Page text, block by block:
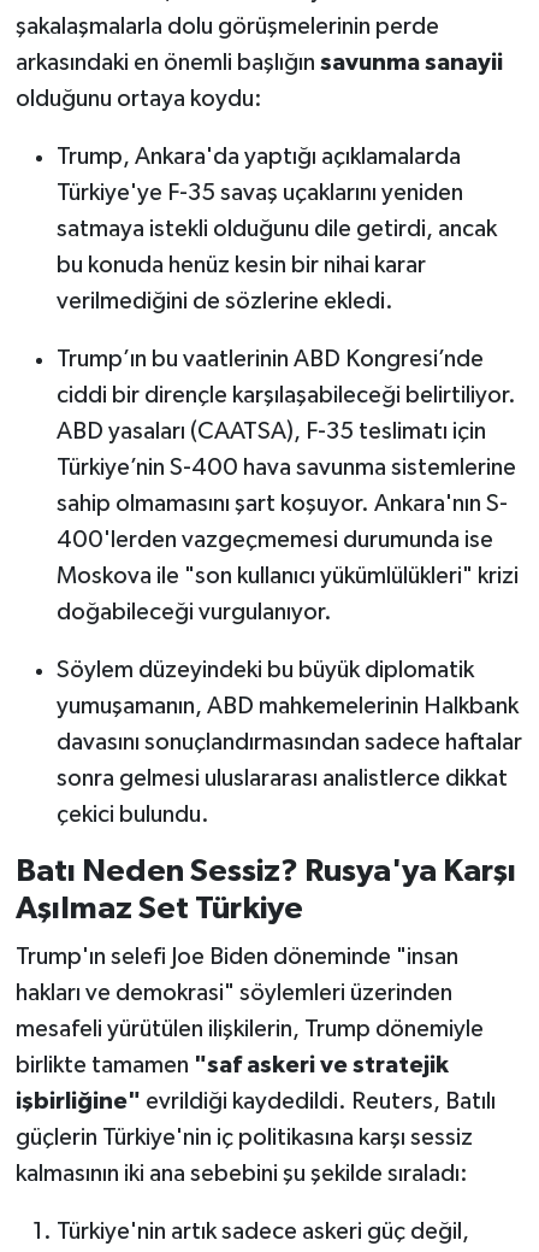
şakalaşmalarla dolu görüşmelerinin perde
arkasındaki en önemli başlığın savunma sanayii
olduğunu ortaya koydu:
Trump, Ankara'da yaptığı açıklamalarda
Türkiye'ye F-35 savaş uçaklarını yeniden
satmaya istekli olduğunu dile getirdi, ancak
bu konuda henüz kesin bir nihai karar
verilmediğini de sözlerine ekledi.
Trump’ın bu vaatlerinin ABD Kongresi’nde
ciddi bir dirençle karşılaşabileceği belirtiliyor.
ABD yasaları (CAATSA), F-35 teslimatı için
Türkiye’nin S-400 hava savunma sistemlerine
sahip olmamasını şart koşuyor. Ankara'nın S-
400'lerden vazgeçmemesi durumunda ise
Moskova ile "son kullanıcı yükümlülükleri" krizi
doğabileceği vurgulanıyor.
Söylem düzeyindeki bu büyük diplomatik
yumuşamanın, ABD mahkemelerinin Halkbank
davasını sonuçlandırmasından sadece haftalar
sonra gelmesi uluslararası analistlerce dikkat
çekici bulundu.
Batı Neden Sessiz? Rusya'ya Karşı
Aşılmaz Set Türkiye
Trump'ın selefi Joe Biden döneminde "insan
hakları ve demokrasi" söylemleri üzerinden
mesafeli yürütülen ilişkilerin, Trump dönemiyle
birlikte tamamen "saf askeri ve stratejik
işbirliğine" evrildiği kaydedildi. Reuters, Batılı
güçlerin Türkiye'nin iç politikasına karşı sessiz
kalmasının iki ana sebebini şu şekilde sıraladı:
Türkiye'nin artık sadece askeri güç değil,